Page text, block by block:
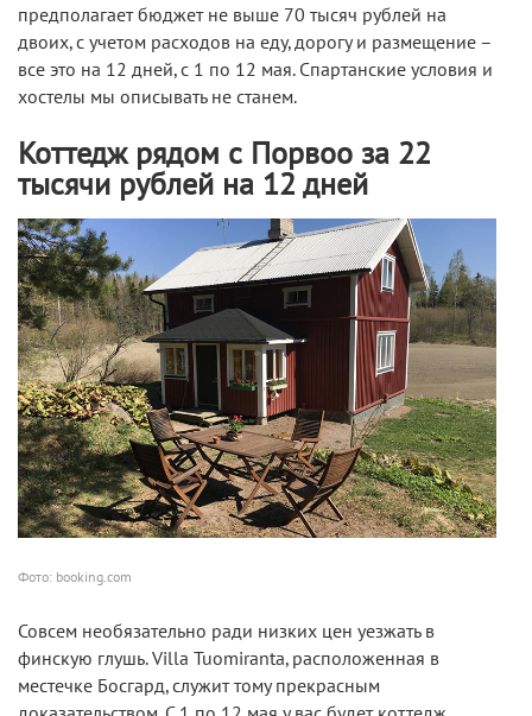
предполагает бюджет не выше 70 тысяч рублей на
двоих, с учетом расходов на еду, дорогу и размещение –
все это на 12 дней, с 1 по 12 мая. Спартанские условия и
хостелы мы описывать не станем.
Коттедж рядом с Порвоо за 22
тысячи рублей на 12 дней
Фото: booking.com
Совсем необязательно ради низких цен уезжать в
финскую глушь. Villa Tuomiranta, расположенная в
местечке Босгард, служит тому прекрасным